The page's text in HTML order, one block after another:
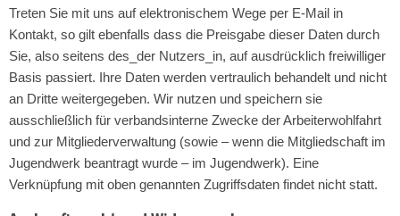
Treten Sie mit uns auf elektronischem Wege per E-Mail in
Kontakt, so gilt ebenfalls dass die Preisgabe dieser Daten durch
Sie, also seitens des_der Nutzers_in, auf ausdrücklich freiwilliger
Basis passiert. Ihre Daten werden vertraulich behandelt und nicht
an Dritte weitergegeben. Wir nutzen und speichern sie
ausschließlich für verbandsinterne Zwecke der Arbeiterwohlfahrt
und zur Mitgliederverwaltung (sowie – wenn die Mitgliedschaft im
Jugendwerk beantragt wurde – im Jugendwerk). Eine
Verknüpfung mit oben genannten Zugriffsdaten findet nicht statt.